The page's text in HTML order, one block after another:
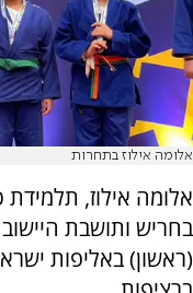
אלומה אילוז בתחרות
אלומה אילוז,
בחריש ותושבת
(ראשון) באליפות